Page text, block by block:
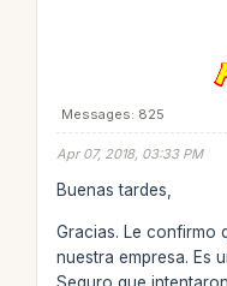
Messages: 825
Apr 07, 2018, 03:33 PM
Buenas tardes,
Gracias. Le confirmo
nuestra empresa. Es
Seguro que